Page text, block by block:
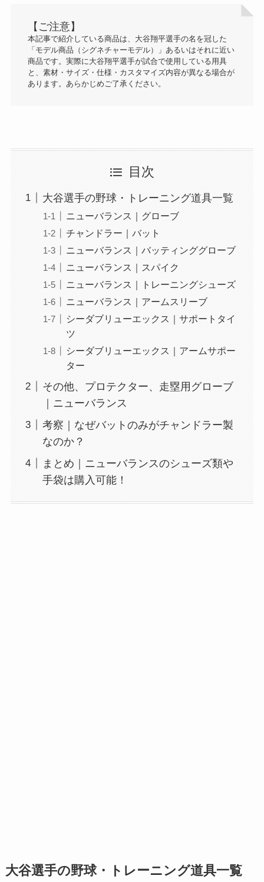
【ご注意】
本記事で紹介している商品は、大谷翔平選手の名を冠した
「モデル商品（シグネチャーモデル）」あるいはそれに近い
商品です。実際に大谷翔平選手が試合で使用している用具
と、素材・サイズ・仕様・カスタマイズ内容が異なる場合が
あります。あらかじめご了承ください。
目次
大谷選手の野球・トレーニング道具一覧
ニューバランス｜グローブ
チャンドラー｜バット
ニューバランス｜バッティンググローブ
ニューバランス｜スパイク
ニューバランス｜トレーニングシューズ
ニューバランス｜アームスリーブ
シーダブリューエックス｜サポートタイ
ツ
シーダブリューエックス｜アームサポー
ター
その他、プロテクター、走塁用グローブ
｜ニューバランス
考察｜なぜバットのみがチャンドラー製
なのか？
まとめ｜ニューバランスのシューズ類や
手袋は購入可能！
大谷選手の野球・トレーニング道具一覧